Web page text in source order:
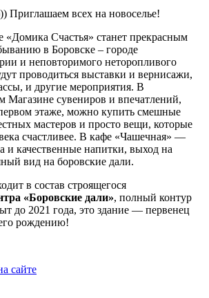
Приглашаем всех на новоселье!
«Домика Счастья» станет прекрасным
в Боровске – городе
и неповторимого неторопливого
проводиться выставки и вернисажи,
и другие мероприятия. В
Магазине сувениров и впечатлений,
этаже, можно купить смешные
мастеров и просто вещи, которые
счастливее. В кафе «Чашечная» —
и качественные напитки, выход на
вид на боровские дали.
в состав строящегося
«Боровские дали», полный контур
до 2021 года, это здание — первенец
рождению!
сайте